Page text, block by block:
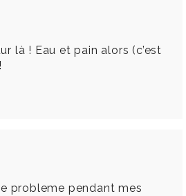
là ! Eau et pain alors (c’est
probleme pendant mes